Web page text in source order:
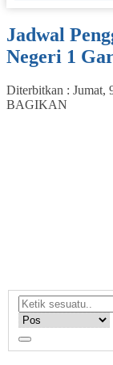
Jadwal
Negeri 1
Diterbitkan : Jumat,
BAGIKAN